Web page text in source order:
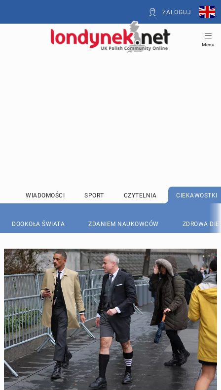
ZALOGUJ
Menu
WIADOMOŚCI SPORT CZYTELNIA CIEKAWOSTKI
DOOKOŁA ŚWIATA ZDANIEM NAUKOWCÓW ZDROWA